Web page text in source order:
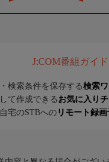
J:COM番組ガイ
検索条件を保存する検索
て作成できる お気に入り
宅のSTBへのリモート録